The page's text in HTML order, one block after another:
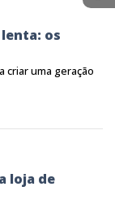
os
criar uma geração
loja de